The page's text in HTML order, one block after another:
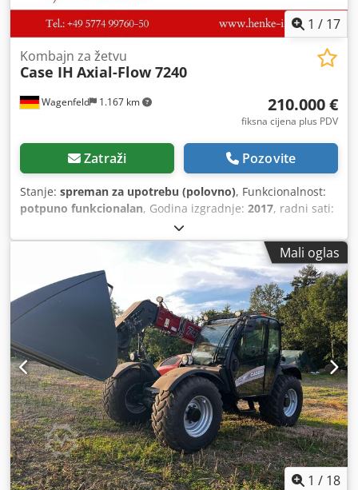
1 / 17
Wagenfeld 1.167 km
Kombajn za žetvu
Case IH Axial-Flow 7240
210.000 €
fiksna cijena plus PDV
Zatraži Pozovite
Stanje: spreman za upotrebu (polovno), Funkcionalnost:
potpuno funkcionalan, Godina izgradnje: 2017, radni sati:
366 kW (497,62 KS)
maksimalna brzina:30 km/h, prva registracija:07/2017,
sljedeći pregled (TÜV):07/2026
, dimenzija stražnje gume:
500/85 R24, broj mašine/vozila:YHG233775, Oprema:
kabina, klima-uređaj, kvačilo prikolice, rasvjeta, repa
rezač
Mali oglas
1 / 18